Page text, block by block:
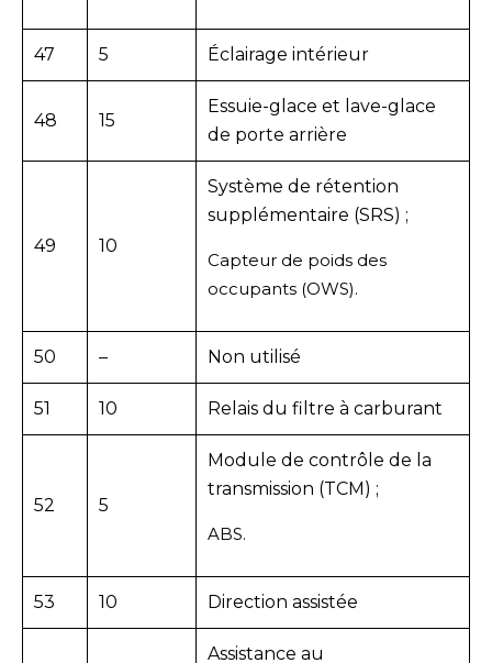
47 5 Éclairage intérieur
48 15
Essuie-glace et lave-glace
de porte arrière
49 10
Système de rétention
supplémentaire (SRS) ;
Capteur de poids des
occupants (OWS).
50 – Non utilisé
51 10 Relais du filtre à carburant
52 5
Module de contrôle de la
transmission (TCM) ;
ABS.
53 10 Direction assistée
Assistance au